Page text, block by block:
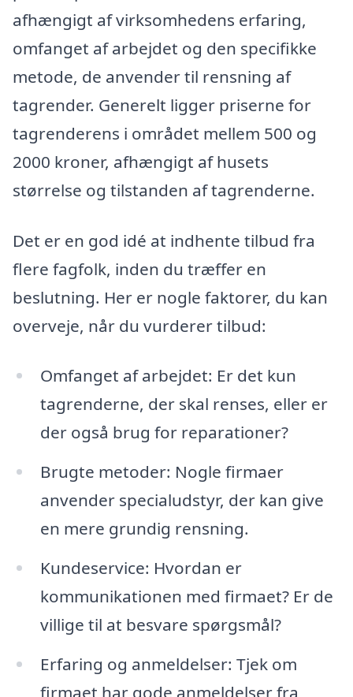
afhængigt af virksomhedens erfaring,
omfanget af arbejdet og den specifikke
metode, de anvender til rensning af
tagrender. Generelt ligger priserne for
tagrenderens i området mellem 500 og
2000 kroner, afhængigt af husets
størrelse og tilstanden af tagrenderne.
Det er en god idé at indhente tilbud fra
flere fagfolk, inden du træffer en
beslutning. Her er nogle faktorer, du kan
overveje, når du vurderer tilbud:
Omfanget af arbejdet: Er det kun
tagrenderne, der skal renses, eller er
der også brug for reparationer?
Brugte metoder: Nogle firmaer
anvender specialudstyr, der kan give
en mere grundig rensning.
Kundeservice: Hvordan er
kommunikationen med firmaet? Er de
villige til at besvare spørgsmål?
Erfaring og anmeldelser: Tjek om
firmaet har gode anmeldelser fra